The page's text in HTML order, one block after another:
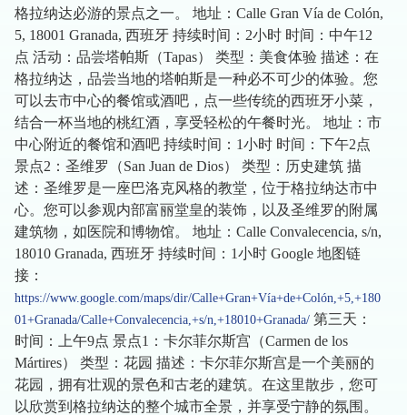
格拉纳达必游的景点之一。 地址：Calle Gran Vía de Colón,
5, 18001 Granada, 西班牙 持续时间：2小时 时间：中午12
点 活动：品尝塔帕斯（Tapas） 类型：美食体验 描述：在
格拉纳达，品尝当地的塔帕斯是一种必不可少的体验。您
可以去市中心的餐馆或酒吧，点一些传统的西班牙小菜，
结合一杯当地的桃红酒，享受轻松的午餐时光。 地址：市
中心附近的餐馆和酒吧 持续时间：1小时 时间：下午2点
景点2：圣维罗（San Juan de Dios） 类型：历史建筑 描
述：圣维罗是一座巴洛克风格的教堂，位于格拉纳达市中
心。您可以参观内部富丽堂皇的装饰，以及圣维罗的附属
建筑物，如医院和博物馆。 地址：Calle Convalecencia, s/n,
18010 Granada, 西班牙 持续时间：1小时 Google 地图链
接：
https://www.google.com/maps/dir/Calle+Gran+Vía+de+Colón,+5,+180
01+Granada/Calle+Convalecencia,+s/n,+18010+Granada/ 第三天：
时间：上午9点 景点1：卡尔菲尔斯宫（Carmen de los
Mártires） 类型：花园 描述：卡尔菲尔斯宫是一个美丽的
花园，拥有壮观的景色和古老的建筑。在这里散步，您可
以欣赏到格拉纳达的整个城市全景，并享受宁静的氛围。